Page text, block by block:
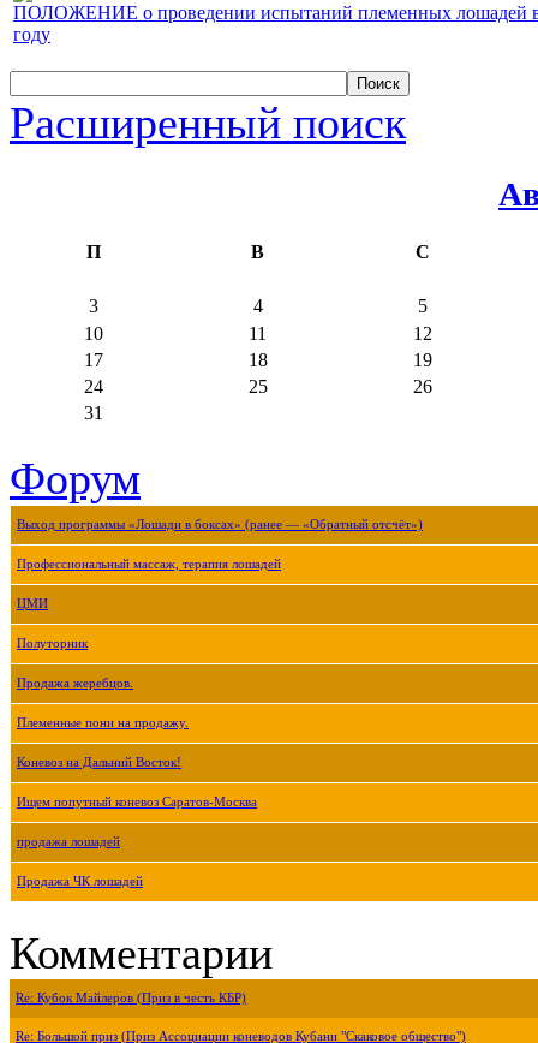
ПОЛОЖЕНИЕ о проведении испытаний племенных лошадей
году
Расширенный поиск
П В С
3 4
5
10
11
12
17
18
19
24
25
26
31
Форум
Выход программы «Лошади в боксах» (ранее — «Обратный отсчёт»)
Профессиональный массаж, терапия лошадей
ЦМИ
Полуторник
Продажа жеребцов.
Племенные пони на продажу.
Коневоз на Дальний Восток!
Ищем попутный коневоз Саратов-Москва
продажа лошадей
Продажа ЧК лошадей
Комментарии
Re: Кубок Майлеров (Приз в честь КБР)
Re: Большой приз (Приз Ассоциации коневодов Кубани "Скаковое общество")